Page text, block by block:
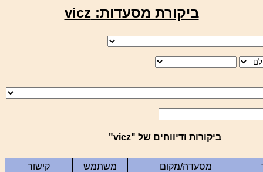
ביקורת מסעדות: vicz
ביקורות ודיווחים של "vicz"
מסעדה/מקום משתמש
קישור